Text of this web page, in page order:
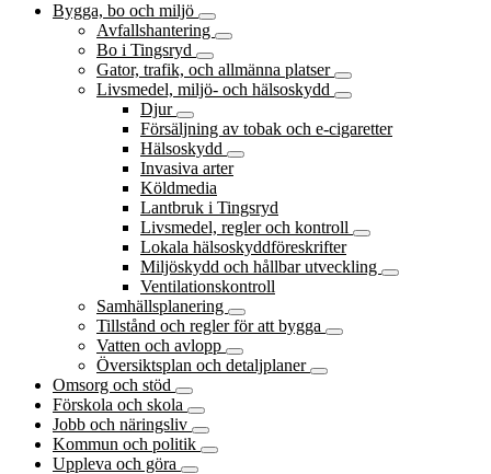
Bygga, bo och miljö
Avfallshantering
Bo i Tingsryd
Gator, trafik, och allmänna platser
Livsmedel, miljö- och hälsoskydd
Djur
Försäljning av tobak och e-cigaretter
Hälsoskydd
Invasiva arter
Köldmedia
Lantbruk i Tingsryd
Livsmedel, regler och kontroll
Lokala hälsoskyddföreskrifter
Miljöskydd och hållbar utveckling
Ventilationskontroll
Samhällsplanering
Tillstånd och regler för att bygga
Vatten och avlopp
Översiktsplan och detaljplaner
Omsorg och stöd
Förskola och skola
Jobb och näringsliv
Kommun och politik
Uppleva och göra